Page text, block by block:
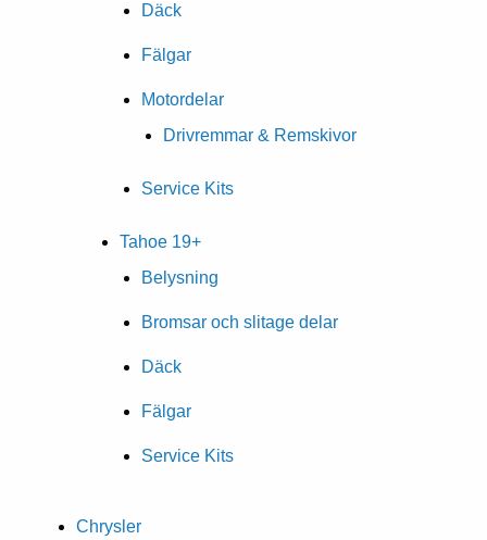
Däck
Fälgar
Motordelar
Drivremmar & Remskivor
Service Kits
Tahoe 19+
Belysning
Bromsar och slitage delar
Däck
Fälgar
Service Kits
Chrysler